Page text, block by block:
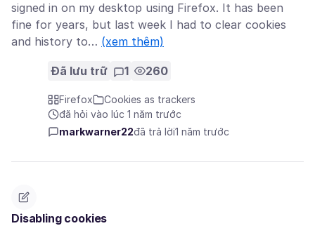
signed in on my desktop using Firefox. It has been
fine for years, but last week I had to clear cookies
and history to… (xem thêm)
Đã lưu trữ 1 260
Firefox
Cookies as trackers
đã hỏi vào lúc 1 năm trước
markwarner22đã trả lời1 năm trước
Disabling cookies